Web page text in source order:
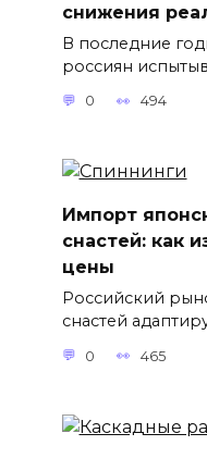
снижения
В последние
россиян
0 494
Импорт
снастей: как
цены
Российский
снастей
0 465